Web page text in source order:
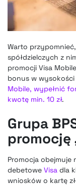
Warto
spółdzielczych z
promocji Visa
bonus w wysokości
Mobile, wypełnić
kwotę min. 10 zł.
Grupa
promocję
Promocja
debetowe Visa dla
wniosków o kartę